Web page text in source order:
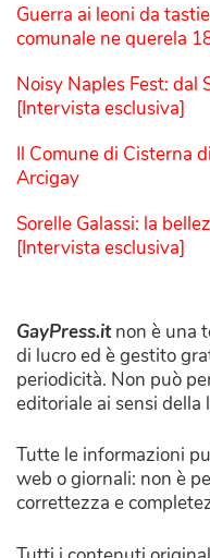
Guerra ai leoni da
comunale ne querela
Noisy Naples Fest: dal
[Intervista esclusiva]
Il Comune di Cisterna
Arcigay
Sorelle Galassi: la
[Intervista esclusiva]
GayPress.itnon è una
di lucro ed è gestito
periodicità. Non può
editoriale ai sensi
Tutte le informazioni
web o giornali: non è
correttezza e